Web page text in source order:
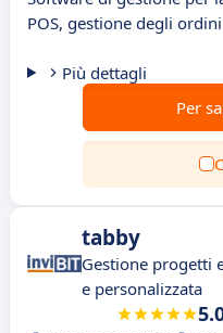
POS, gestione degli
Più dettagli
Per
tabby
Gestione progetti
e personalizzata